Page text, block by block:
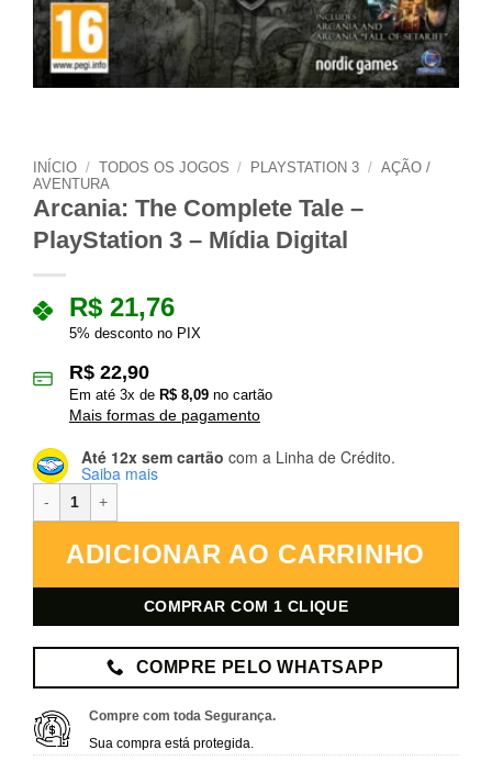
INÍCIO / TODOS OS JOGOS / PLAYSTATION 3 / AÇÃO /
AVENTURA
Arcania: The Complete Tale –
PlayStation 3 – Mídia Digital
R$ 21,76
5% desconto no PIX
R$ 22,90
Em até 3x de R$ 8,09 no cartão
Mais formas de pagamento
Até 12x sem cartão com a Linha de Crédito.
Saiba mais
ADICIONAR AO CARRINHO
COMPRAR COM 1 CLIQUE
COMPRE PELO WHATSAPP
Compre com toda Segurança.
Sua compra está protegida.